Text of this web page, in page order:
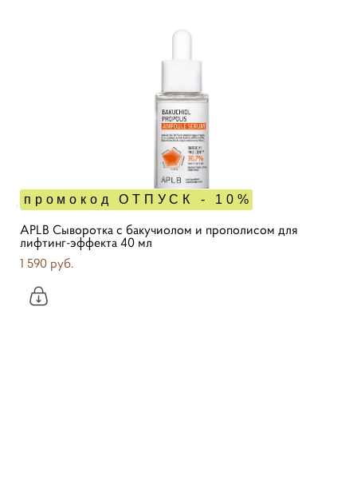
промокод ОТПУСК - 10%
APLB Сыворотка с бакучиолом и прополисом для
лифтинг-эффекта 40 мл
1 590 pуб.